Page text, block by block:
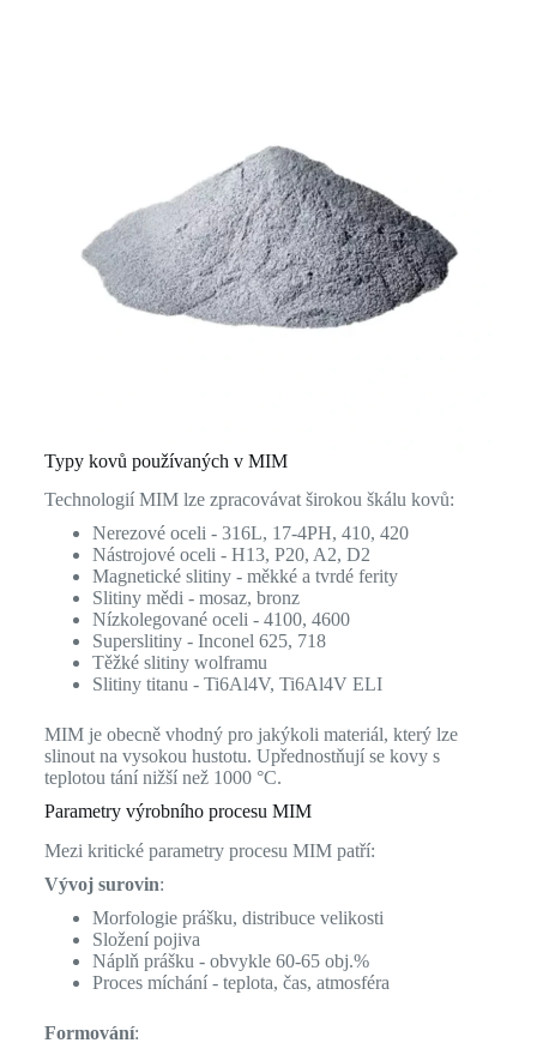
Typy kovů používaných v MIM
Technologií MIM lze zpracovávat širokou škálu kovů:
Nerezové oceli - 316L, 17-4PH, 410, 420
Nástrojové oceli - H13, P20, A2, D2
Magnetické slitiny - měkké a tvrdé ferity
Slitiny mědi - mosaz, bronz
Nízkolegované oceli - 4100, 4600
Superslitiny - Inconel 625, 718
Těžké slitiny wolframu
Slitiny titanu - Ti6Al4V, Ti6Al4V ELI
MIM je obecně vhodný pro jakýkoli materiál, který lze
slinout na vysokou hustotu. Upřednostňují se kovy s
teplotou tání nižší než 1000 °C.
Parametry výrobního procesu MIM
Mezi kritické parametry procesu MIM patří:
Vývoj surovin:
Morfologie prášku, distribuce velikosti
Složení pojiva
Náplň prášku - obvykle 60-65 obj.%
Proces míchání - teplota, čas, atmosféra
Formování: